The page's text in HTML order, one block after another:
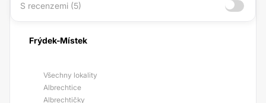
S recenzemi (5)
Frýdek-Místek
Všechny lokality
Albrechtice
Albrechtičky